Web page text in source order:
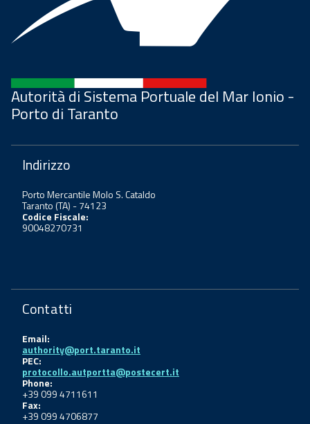
Autorità di Sistema Portuale del Mar Ionio -
Porto di Taranto
Indirizzo
Porto Mercantile Molo S. Cataldo
Taranto (TA) - 74123
Codice Fiscale:
90048270731
Contatti
Email:
authority@port.taranto.it
PEC:
protocollo.autportta@postecert.it
Phone:
+39 099 4711611
Fax:
+39 099 4706877